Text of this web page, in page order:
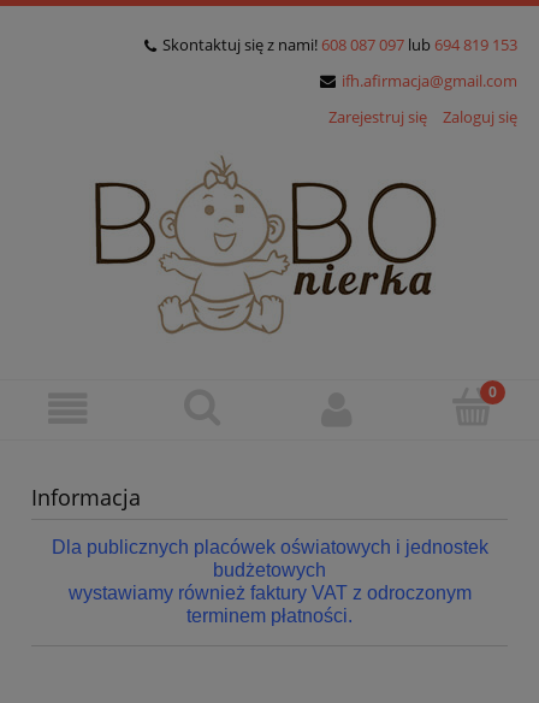
Skontaktuj się z nami! 608 087 097 lub 694 819 153
ifh.afirmacja@gmail.com
Zarejestruj się
Zaloguj się
Informacja
Dla publicznych placówek oświatowych i jednostek
budżetowych
wystawiamy również faktury VAT z odroczonym
terminem płatności.